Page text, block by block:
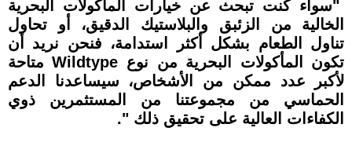
"سواء كنت تبحث عن خيارات المأكولات البحرية
الخالية من الزئبق والبلاستيك الدقيق، أو تحاول
تناول الطعام بشكل أكثر استدامة، فنحن نريد أن
تكون المأكولات البحرية من نوع Wildtype متاحة
لأكبر عدد ممكن من الأشخاص، سيساعدنا الدعم
الحماسي من مجموعتنا من المستثمرين ذوي
الكفاءات العالية على تحقيق ذلك ".